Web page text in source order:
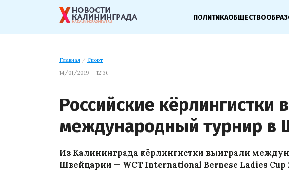
ПОЛИТИКАОБЩЕСТВО
Главная / Спорт
14/01/2019 — 12:36
Российские кёрлингистки
международный турнир в
Из Калининграда кёрлингистки выиграли
Швейцарии — WCT International Bernese Ladies Cup